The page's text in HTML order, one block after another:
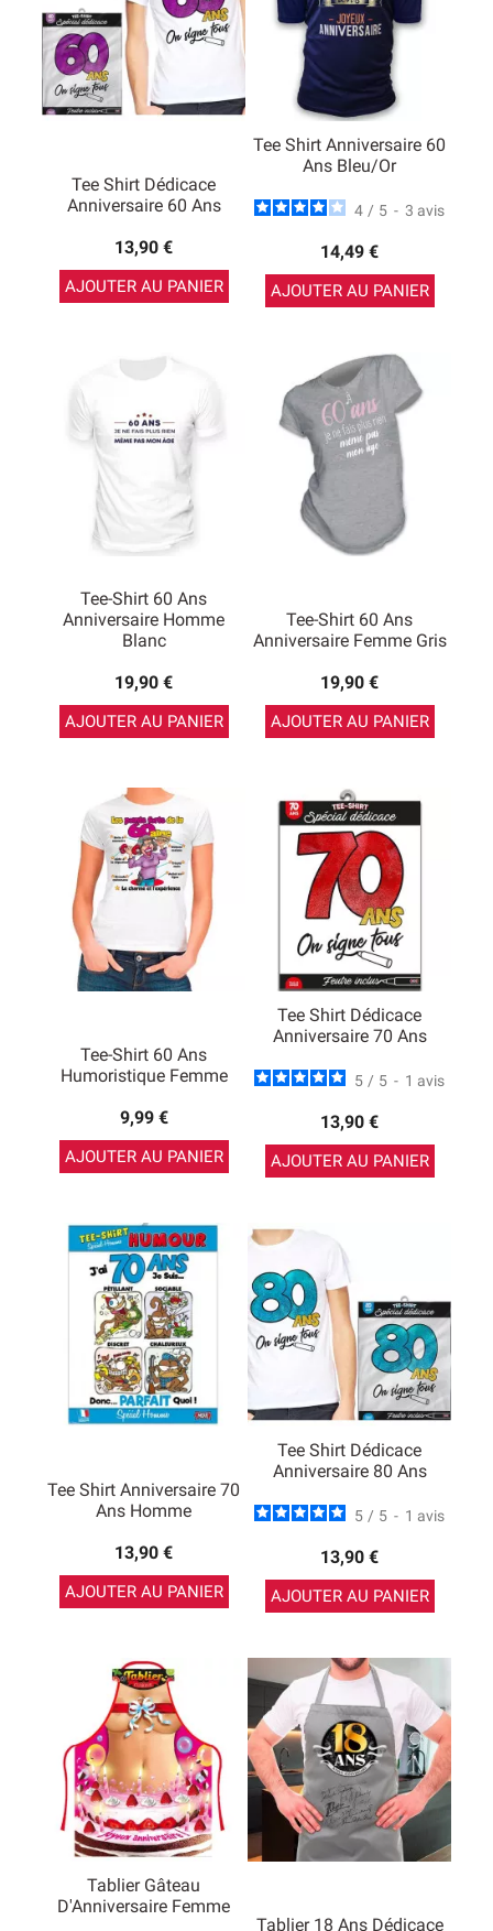
Tee Shirt Dédicace
Anniversaire 60 Ans
13,90 €
AJOUTER AU PANIER
Tee Shirt Anniversaire 60
Ans Bleu/Or
4 / 5 - 3 avis
14,49 €
AJOUTER AU PANIER
Tee-Shirt 60 Ans
Anniversaire Homme
Blanc
19,90 €
AJOUTER AU PANIER
Tee-Shirt 60 Ans
Anniversaire Femme Gris
19,90 €
AJOUTER AU PANIER
Tee-Shirt 60 Ans
Humoristique Femme
9,99 €
AJOUTER AU PANIER
Tee Shirt Dédicace
Anniversaire 70 Ans
5 / 5 - 1 avis
13,90 €
AJOUTER AU PANIER
Tee Shirt Anniversaire 70
Ans Homme
13,90 €
AJOUTER AU PANIER
Tee Shirt Dédicace
Anniversaire 80 Ans
5 / 5 - 1 avis
13,90 €
AJOUTER AU PANIER
Tablier Gâteau
D'Anniversaire Femme
Tablier 18 Ans Dédicace